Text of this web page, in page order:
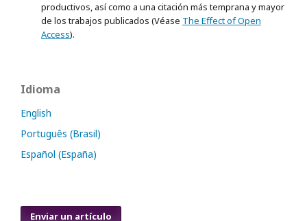
productivos, así como a una citación más temprana y mayor
de los trabajos publicados (Véase The Effect of Open
Access).
Idioma
English
Português (Brasil)
Español (España)
Enviar un artículo